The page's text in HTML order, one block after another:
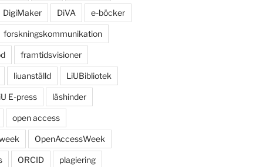
DigiMaker DiVA e-böcker
forskningskommunikation
framtidsvisioner
liuanställd LiUBibliotek
E-press läshinder
open access
OpenAccessWeek
ORCID plagiering